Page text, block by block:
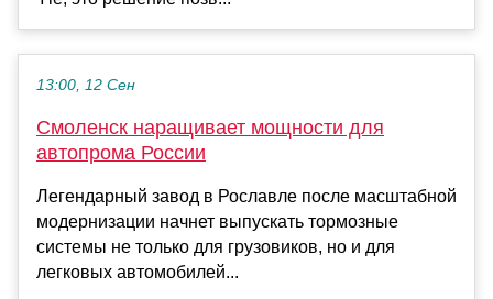
13:00, 12 Сен
Смоленск наращивает мощности для
автопрома России
Легендарный завод в Рославле после масштабной
модернизации начнет выпускать тормозные
системы не только для грузовиков, но и для
легковых автомобилей...